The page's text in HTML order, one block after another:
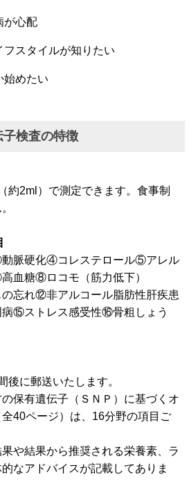
が心配
フスタイルが知りたい
始めたい
検査の特徴
約2ml）で測定できます。食事制
脈硬化④コレステロール⑤アレル
血糖⑧ロコモ（筋力低下）
忘れ⑫非アルコール脂肪性肝疾患
⑮ストレス感受性⑯骨粗しょう
後に郵送いたします。
保有遺伝子（ＳＮＰ）に基づくオ
40ページ）は、16分野の項目ご
や結果から推奨される栄養素、ラ
なアドバイスが記載してありま